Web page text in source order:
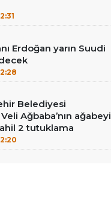
Erdoğan yarın Suudi
Belediyesi
Ağbaba’nın ağabeyi
2 tutuklama